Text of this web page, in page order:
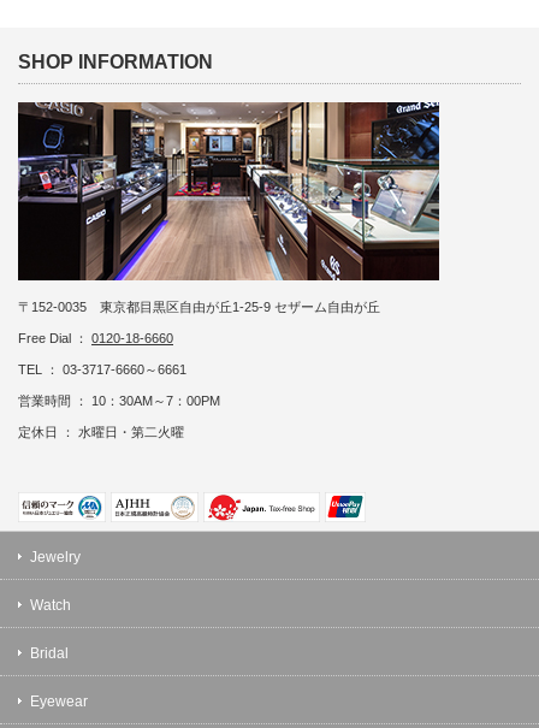
SHOP INFORMATION
〒152-0035 東京都目黒区自由が丘1-25-9 セザーム自由が丘
Free Dial ： 0120-18-6660
TEL ： 03-3717-6660～6661
営業時間 ： 10：30AM～7：00PM
定休日 ： 水曜日・第二火曜
Jewelry
Watch
Bridal
Eyewear